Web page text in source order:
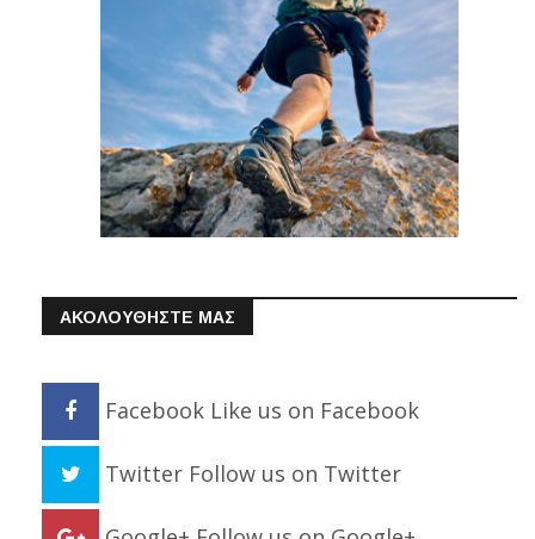
ΑΚΟΛΟΥΘΗΣΤΕ ΜΑΣ
Facebook Like us on Facebook
Twitter Follow us on Twitter